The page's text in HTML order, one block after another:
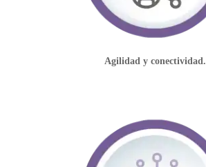
Agilidad y conectividad.